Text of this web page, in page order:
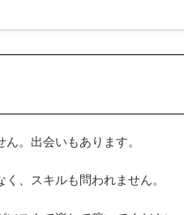
。出会いもあります。
、スキルも問われません。